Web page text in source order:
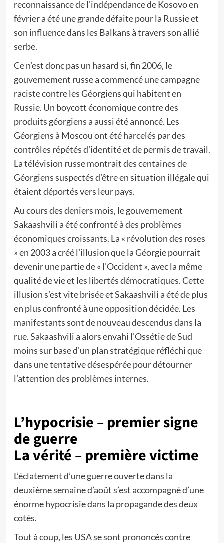
reconnaissance de l’indépendance de Kosovo en
février a été une grande défaite pour la Russie et
son influence dans les Balkans à travers son allié
serbe.
Ce n’est donc pas un hasard si, fin 2006, le
gouvernement russe a commencé une campagne
raciste contre les Géorgiens qui habitent en
Russie. Un boycott économique contre des
produits géorgiens a aussi été annoncé. Les
Géorgiens à Moscou ont été harcelés par des
contrôles répétés d’identité et de permis de travail.
La télévision russe montrait des centaines de
Géorgiens suspectés d’être en situation illégale qui
étaient déportés vers leur pays.
Au cours des deniers mois, le gouvernement
Sakaashvili a été confronté à des problèmes
économiques croissants. La « révolution des roses
» en 2003 a créé l’illusion que la Géorgie pourrait
devenir une partie de « l’Occident », avec la même
qualité de vie et les libertés démocratiques. Cette
illusion s’est vite brisée et Sakaashvili a été de plus
en plus confronté à une opposition décidée. Les
manifestants sont de nouveau descendus dans la
rue. Sakaashvili a alors envahi l’Ossétie de Sud
moins sur base d’un plan stratégique réfléchi que
dans une tentative désespérée pour détourner
l’attention des problèmes internes.
L’hypocrisie – premier signe
de guerre
La vérité – première victime
L’éclatement d’une guerre ouverte dans la
deuxième semaine d’août s’est accompagné d’une
énorme hypocrisie dans la propagande des deux
cotés.
Tout à coup, les USA se sont prononcés contre